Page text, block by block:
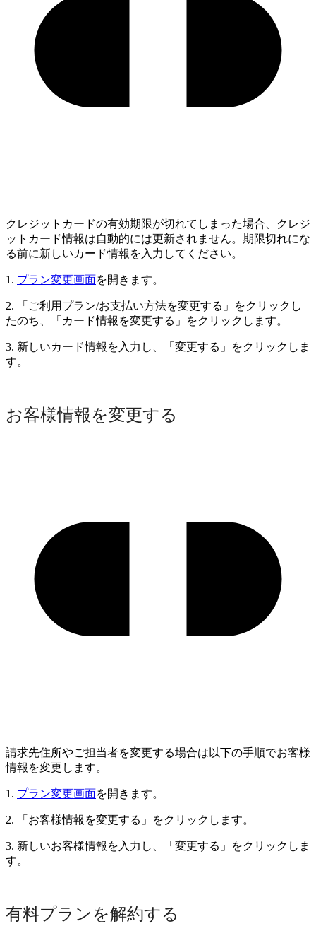
クレジットカードの有効期限が切れてしまった場合、クレジ
ットカード情報は自動的には更新されません。期限切れにな
る前に新しいカード情報を入力してください。
1. プラン変更画面を開きます。
2. 「ご利用プラン/お支払い方法を変更する」をクリックし
たのち、「カード情報を変更する」をクリックします。
3. 新しいカード情報を入力し、「変更する」をクリックしま
す。
お客様情報を変更する
請求先住所やご担当者を変更する場合は以下の手順でお客様
情報を変更します。
1. プラン変更画面を開きます。
2. 「お客様情報を変更する」をクリックします。
3. 新しいお客様情報を入力し、「変更する」をクリックしま
す。
有料プランを解約する